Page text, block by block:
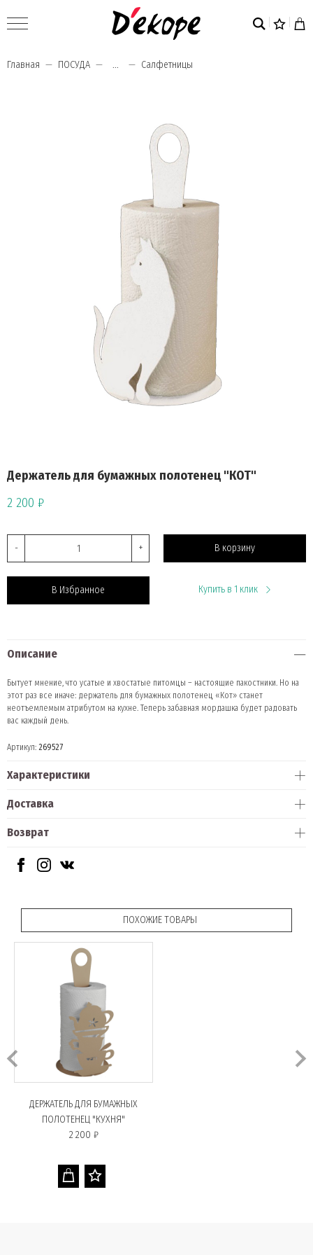
Главная ПОСУДА ... Салфетницы
Держатель для бумажных полотенец "КОТ"
2 200 ₽
- + В корзину
В Избранное Купить в 1 клик
Описание
Бытует мнение, что усатые и хвостатые питомцы – настоящие пакостники. Но на
этот раз все иначе: держатель для бумажных полотенец «Кот» станет
неотъемлемым атрибутом на кухне. Теперь забавная мордашка будет радовать
вас каждый день.
Артикул: 269527
Характеристики
Доставка
Возврат
ПОХОЖИЕ ТОВАРЫ
ДЕРЖАТЕЛЬ ДЛЯ БУМАЖНЫХ
ПОЛОТЕНЕЦ "КУХНЯ"
2 200 ₽